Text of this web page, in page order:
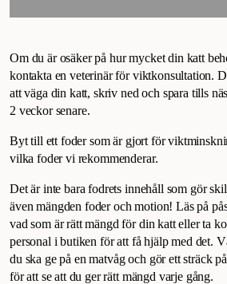
Om du är osäker på hur mycket din katt
kontakta en veterinär för viktkonsultation.
att väga din katt, skriv ned och spara tills
2 veckor senare.
Byt till ett foder som är gjort för
vilka foder vi rekommenderar.
Det är inte bara fodrets innehåll som gör
även mängden foder och motion! Läs på
vad som är rätt mängd för din katt eller ta
personal i butiken för att få hjälp med det.
du ska ge på en matvåg och gör ett sträck
för att se att du ger rätt mängd varje gång.